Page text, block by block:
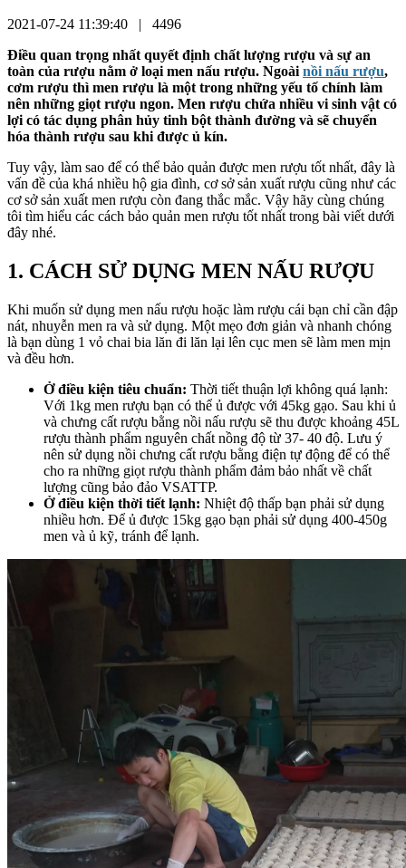
2021-07-24 11:39:40 | 4496
Điều quan trọng nhất quyết định chất lượng rượu và sự an
toàn của rượu nằm ở loại men nấu rượu. Ngoài nồi nấu rượu,
cơm rượu thì men rượu là một trong những yếu tố chính làm
nên những giọt rượu ngon. Men rượu chứa nhiều vi sinh vật có
lợi có tác dụng phân hủy tinh bột thành đường và sẽ chuyển
hóa thành rượu sau khi được ủ kín.
Tuy vậy, làm sao để có thể bảo quản được men rượu tốt nhất, đây là
vấn đề của khá nhiều hộ gia đình, cơ sở sản xuất rượu cũng như các
cơ sở sản xuất men rượu còn đang thắc mắc. Vậy hãy cùng chúng
tôi tìm hiểu các cách bảo quản men rượu tốt nhất trong bài viết dưới
đây nhé.
1. CÁCH SỬ DỤNG MEN NẤU RƯỢU
Khi muốn sử dụng men nấu rượu hoặc làm rượu cái bạn chỉ cần đập
nát, nhuyễn men ra và sử dụng. Một mẹo đơn giản và nhanh chóng
là bạn dùng 1 vỏ chai bia lăn đi lăn lại lên cục men sẽ làm men mịn
và đều hơn.
Ở điều kiện tiêu chuẩn: Thời tiết thuận lợi không quá lạnh:
Với 1kg men rượu bạn có thể ủ được với 45kg gạo. Sau khi ủ
và chưng cất rượu bằng nồi nấu rượu sẽ thu được khoảng 45L
rượu thành phẩm nguyên chất nồng độ từ 37- 40 độ. Lưu ý
nên sử dụng nồi chưng cất rượu bằng điện tự động để có thể
cho ra những giọt rượu thành phẩm đảm bảo nhất về chất
lượng cũng bảo đảo VSATTP.
Ở điều kiện thời tiết lạnh: Nhiệt độ thấp bạn phải sử dụng
nhiều hơn. Để ủ được 15kg gạo bạn phải sử dụng 400-450g
men và ủ kỹ, tránh để lạnh.